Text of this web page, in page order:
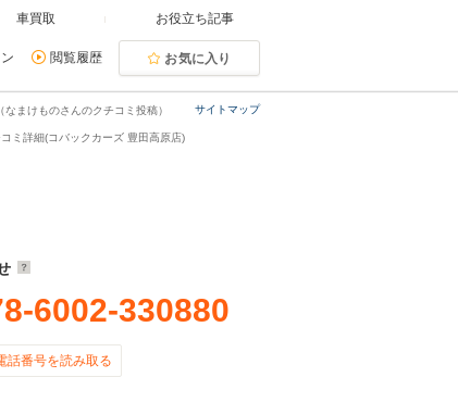
車買取 お役立ち記事
閲覧履歴 お気に入り
サイトマップ
まけものさんのクチコミ投稿）
ミ詳細(コバックカーズ 豊田高原店)
6002-330880
話番号を読み取る